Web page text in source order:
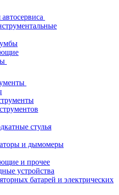
стулья
и дымомеры
и прочее
устройства
батарей и электрических